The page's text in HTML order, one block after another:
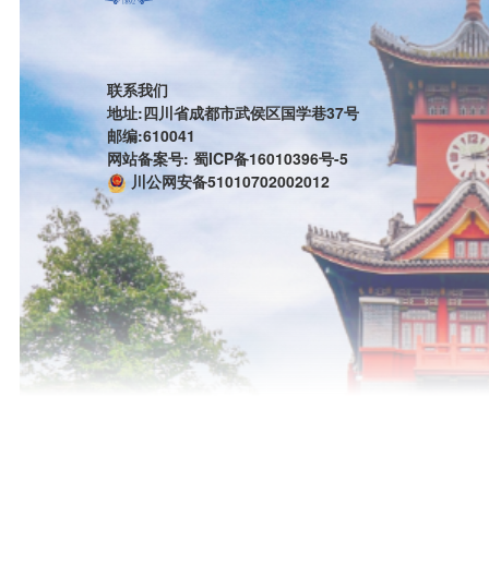
联系我们
地址:四川省成都市武侯区国学巷37号
邮编:610041
网站备案号: 蜀ICP备16010396号-5
川公网安备51010702002012